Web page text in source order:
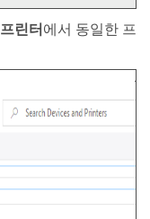
프린터에서 동일한 프